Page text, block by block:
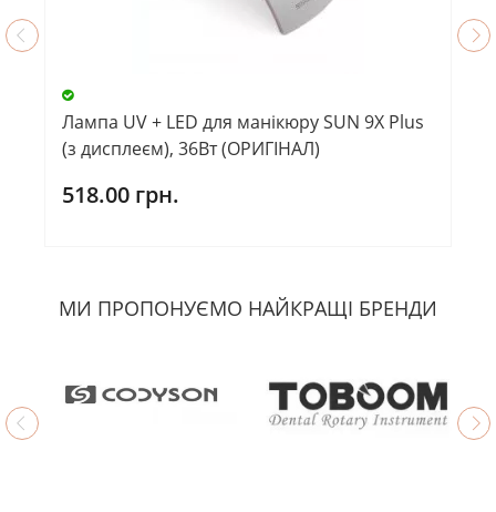
Лампа UV + LED для манікюру SUN 9X Plus
(з дисплеєм), 36Вт (ОРИГІНАЛ)
518.00 грн.
МИ ПРОПОНУЄМО НАЙКРАЩІ БРЕНДИ